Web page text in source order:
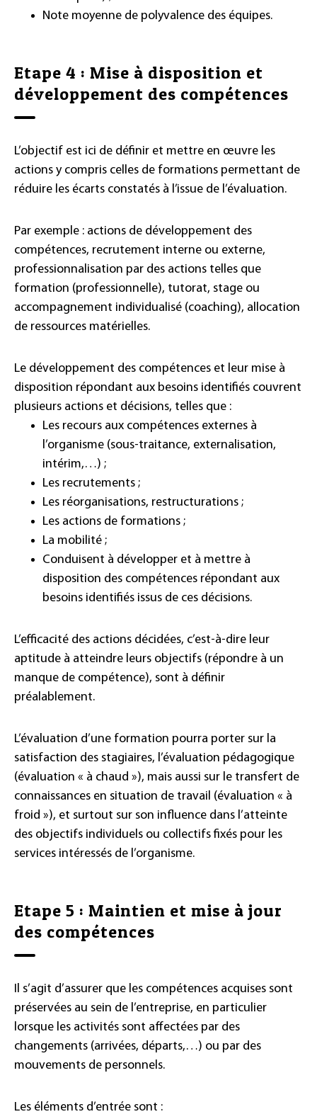
Note moyenne de polyvalence des équipes.
Etape 4 : Mise à disposition et
développement des compétences
L’objectif est ici de définir et mettre en œuvre les
actions y compris celles de formations permettant de
réduire les écarts constatés à l’issue de l’évaluation.
Par exemple : actions de développement des
compétences, recrutement interne ou externe,
professionnalisation par des actions telles que
formation (professionnelle), tutorat, stage ou
accompagnement individualisé (coaching), allocation
de ressources matérielles.
Le développement des compétences et leur mise à
disposition répondant aux besoins identifiés couvrent
plusieurs actions et décisions, telles que :
Les recours aux compétences externes à
l’organisme (sous-traitance, externalisation,
intérim,…) ;
Les recrutements ;
Les réorganisations, restructurations ;
Les actions de formations ;
La mobilité ;
Conduisent à développer et à mettre à
disposition des compétences répondant aux
besoins identifiés issus de ces décisions.
L’efficacité des actions décidées, c’est-à-dire leur
aptitude à atteindre leurs objectifs (répondre à un
manque de compétence), sont à définir
préalablement.
L’évaluation d’une formation pourra porter sur la
satisfaction des stagiaires, l’évaluation pédagogique
(évaluation « à chaud »), mais aussi sur le transfert de
connaissances en situation de travail (évaluation « à
froid »), et surtout sur son influence dans l’atteinte
des objectifs individuels ou collectifs fixés pour les
services intéressés de l’organisme.
Etape 5 : Maintien et mise à jour
des compétences
Il s’agit d’assurer que les compétences acquises sont
préservées au sein de l’entreprise, en particulier
lorsque les activités sont affectées par des
changements (arrivées, départs,…) ou par des
mouvements de personnels.
Les éléments d’entrée sont :